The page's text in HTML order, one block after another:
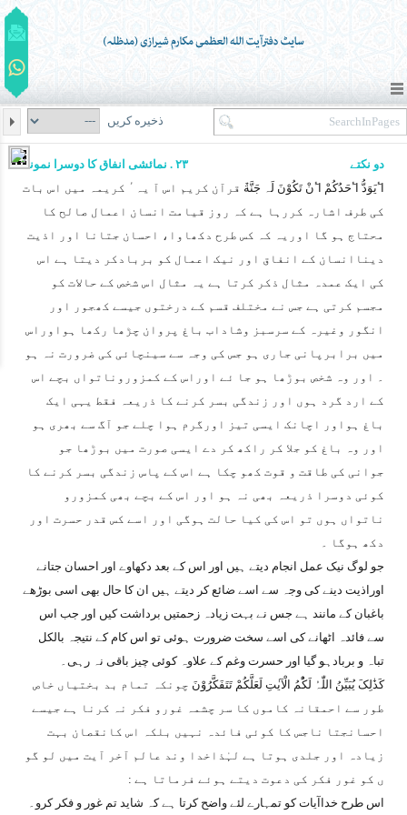
ذخیره کریں
دو نکتے
۲۳ . نمائشی انفاق کا دوسرا نمونہ
اٴَیَوَدُّ اٴَحَدُکُمْ اٴَنْ تَکُوْنَ لَہ جَنَّة ٌ قرآن کریم اس آ یہٴ کریمہ میں اس بات
کی طرف اشارہ کررہا ہے کہ روز قیامت انسان اعمال صالح کا
محتاج ہو گا اوریہ کہ کس طرح دکھاوا، احسان جتانا اور اذیت
دیناانسان کے انفاق اور نیک اعمال کو بربادکر دیتا ہے اس
کی ایک عمدہ مثال ذکر کرتا ہے یہ مثال اس شخص کے حالات کو
مجسم کرتی ہے جس نے مختلف قسم کے درختوں جیسے کھجور اور
انگور وغیرہ کے سرسبز وشاداب باغ پروان چڑھا رکھا ہواوراس
میں برابرپانی جاری ہو جس کی وجہ سے سینچائی کی ضرورت نہ ہو
۔ اور وہ شخص بوڑھا ہو جا ئے اوراس کے کمزوروناتواں بچے اس
کے ارد گرد ہوں اور زندگی بسر کرنے کا ذریعہ فقط یہی ایک
باغ ہواور اچانک ایسی تیز اورگرم ہوا چلے جو آگ سے بھری ہو
اور وہ باغ کو جلا کر راکھ کر دے ایسی صورت میں بوڑھا جو
جوانی کی طاقت و قوت کھو چکا ہے اس کے پاس زندگی بسر کرنے کا
کوئی دوسرا ذریعہ بھی نہ ہو اور اس کے بچے بھی کمزورو
ناتواں ہوں تو اس کی کیا حالت ہوگی اور اسے کس قدر حسرت اور
دکھ ہوگا ۔
جو لوگ نیک عمل انجام دیتے ہیں اور اس کے بعد دکھاوے اور احسان جتانے
اوراذیت دینے کی وجہ سے اسے ضائع کر دیتے ہیں ان کا حال بھی اسی بوڑھے
باغبان کے مانند ہے جس نے بہت زیادہ زحمتیں برداشت کیں اور جب اس
سے فائدہ اٹھانے کی اسے سخت ضرورت ہوئی تو اس کام کے نتیجہ بالکل
تباہ و بربادہو گیا اور حسرت وغم کے علاوہ کوئی چیز باقی نہ رہی۔
کَذَٰلِکَ یُبَیِّنُ اللّٰہُ لَکُْمُ الْآیٰتِ لَعَلَّکُمْ تَتَفَکَّرُوْنَ چونکہ تمام بد بختیاں خاص
طور سے احمقانہ کاموں کا سر چشمہ غورو فکر نہ کرنا ہے جیسے
احسانجتا ناجس کا کوئی فائدہ نہیں بلکہ اس کانقصان بہت
زیادہ اور جلدی ہوتا ہے لہٰذاخدا وند عالم آخر آیت میں لو گو
ں کو غور فکر کی دعوت دیتے ہوئے فرماتا ہے :
اس طرح خداآیات کو تمہارے لئے واضح کرتا ہے کہ شاید تم غور و فکر کرو۔